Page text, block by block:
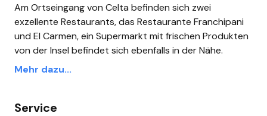
Am Ortseingang von Celta befinden sich zwei
exzellente Restaurants, das Restaurante Franchipani
und El Carmen, ein Supermarkt mit frischen Produkten
von der Insel befindet sich ebenfalls in der Nähe.
Mehr dazu...
Service